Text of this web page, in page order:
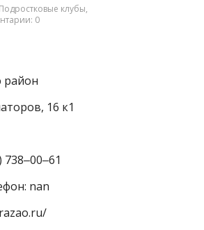
Подростковые клубы,
0
район
16 к1
nan